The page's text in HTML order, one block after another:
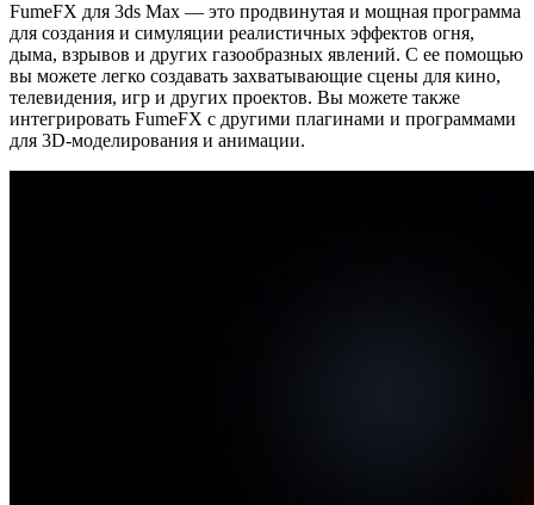
FumeFX для 3ds Max — это продвинутая и мощная программа
для создания и симуляции реалистичных эффектов огня,
дыма, взрывов и других газообразных явлений. С ее помощью
вы можете легко создавать захватывающие сцены для кино,
телевидения, игр и других проектов. Вы можете также
интегрировать FumeFX с другими плагинами и программами
для 3D-моделирования и анимации.